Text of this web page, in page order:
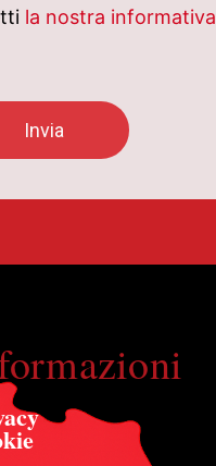
la nostra